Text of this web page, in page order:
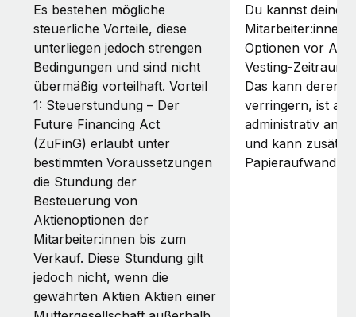
Es bestehen mögliche
steuerliche Vorteile, diese
unterliegen jedoch strengen
Bedingungen und sind nicht
übermäßig vorteilhaft. Vorteil
1: Steuerstundung – Der
Future Financing Act
(ZuFinG) erlaubt unter
bestimmten Voraussetzungen
die Stundung der
Besteuerung von
Aktienoptionen der
Mitarbeiter:innen bis zum
Verkauf. Diese Stundung gilt
jedoch nicht, wenn die
gewährten Aktien Aktien einer
Du kannst deinen
Mitarbeiter:innen
Optionen vor
Das kann deren
verringern, ist
administrativ
und kann
Papieraufwand